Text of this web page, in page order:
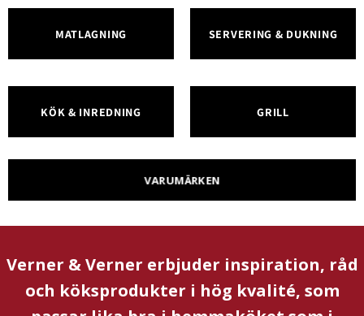
MATLAGNING SERVERING & DUKNING
KÖK & INREDNING GRILL
VARUMÄRKEN
Verner & Verner erbjuder inspiration, råd
och köksprodukter i hög kvalité, som